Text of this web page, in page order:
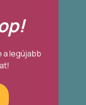
a legújabb